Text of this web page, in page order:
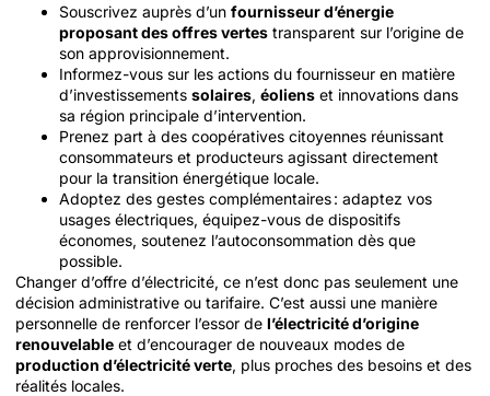
Souscrivez auprès d’un fournisseur d’énergie
proposant des offres vertes transparent sur l’origine de
son approvisionnement.
Informez-vous sur les actions du fournisseur en matière
d’investissements solaires, éoliens et innovations dans
sa région principale d’intervention.
Prenez part à des coopératives citoyennes réunissant
consommateurs et producteurs agissant directement
pour la transition énergétique locale.
Adoptez des gestes complémentaires : adaptez vos
usages électriques, équipez-vous de dispositifs
économes, soutenez l’autoconsommation dès que
possible.
Changer d’offre d’électricité, ce n’est donc pas seulement une
décision administrative ou tarifaire. C’est aussi une manière
personnelle de renforcer l’essor de l’électricité d’origine
renouvelable et d’encourager de nouveaux modes de
production d’électricité verte, plus proches des besoins et des
réalités locales.